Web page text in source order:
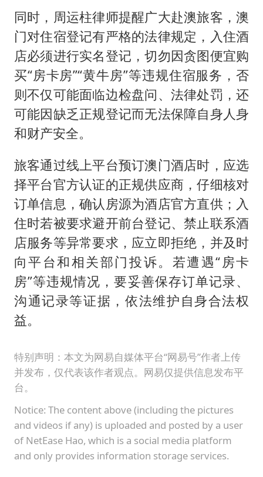
同时，周运柱律师提醒广大赴澳旅客，澳
门对住宿登记有严格的法律规定，入住酒
店必须进行实名登记，切勿因贪图便宜购
买“房卡房”“黄牛房”等违规住宿服务，否
则不仅可能面临边检盘问、法律处罚，还
可能因缺乏正规登记而无法保障自身人身
和财产安全。
旅客通过线上平台预订澳门酒店时，应选
择平台官方认证的正规供应商，仔细核对
订单信息，确认房源为酒店官方直供；入
住时若被要求避开前台登记、禁止联系酒
店服务等异常要求，应立即拒绝，并及时
向平台和相关部门投诉。若遭遇“房卡
房”等违规情况，要妥善保存订单记录、
沟通记录等证据，依法维护自身合法权
益。
特别声明：本文为网易自媒体平台“网易号”作者上传
并发布，仅代表该作者观点。网易仅提供信息发布平
台。
Notice: The content above (including the pictures
and videos if any) is uploaded and posted by a user
of NetEase Hao, which is a social media platform
and only provides information storage services.